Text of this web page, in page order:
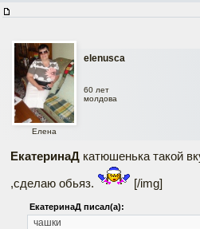
elenusca
Елена
60 лет
молдова
ЕкатеринаД катюшенька такой
,сделаю обьяз.
[/img]
ЕкатеринаД писал(а):
чашки